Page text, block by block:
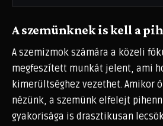
A szemünknek is kell a
A szemizmok számára a közeli
megfeszített munkát jelent, ami
kimerültséghez vezethet. Amikor
nézünk, a szemünk elfelejt
gyakorisága is drasztikusan